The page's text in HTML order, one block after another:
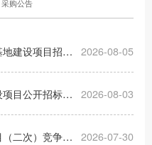
采购公告
2026-08-05
农业农村现代化产教融合实训基地建设项目招标公告
2026-08-03
老年人能力评估康复实训室建设项目公开招标招标公告
2026-07-30
餐厅集中净水系统采购安装项目（二次）竞争性磋商公告